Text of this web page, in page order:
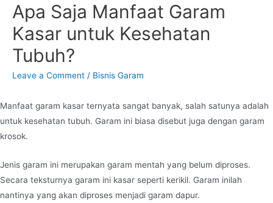
Apa Saja Manfaat Garam
Kasar untuk Kesehatan
Tubuh?
Leave a Comment / Bisnis Garam
Manfaat garam kasar ternyata sangat banyak, salah satunya adalah
untuk kesehatan tubuh. Garam ini biasa disebut juga dengan garam
krosok.
Jenis garam ini merupakan garam mentah yang belum diproses.
Secara teksturnya garam ini kasar seperti kerikil. Garam inilah
nantinya yang akan diproses menjadi garam dapur.